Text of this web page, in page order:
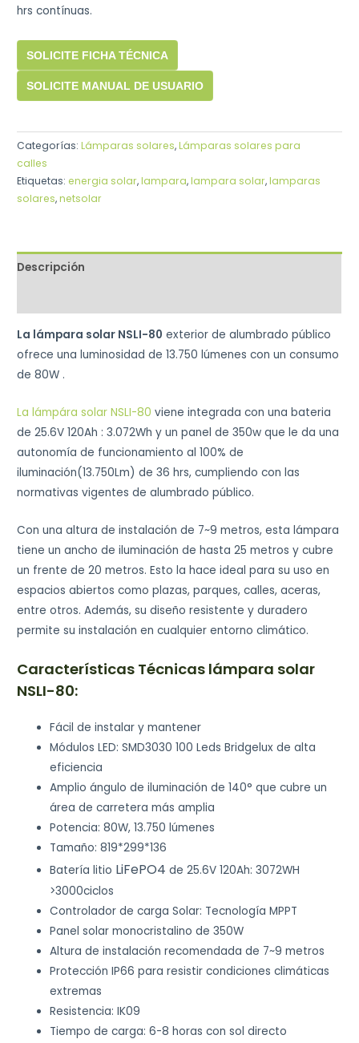
hrs contínuas.
SOLICITE FICHA TÉCNICA
SOLICITE MANUAL DE USUARIO
Categorías:Lámparas solares,Lámparas solares para
calles
Etiquetas: energia solar,lampara,lampara solar,lamparas
solares,netsolar
Descripción
La lámpara solar NSLI-80 exterior de alumbrado público
ofrece una luminosidad de 13.750 lúmenes con un consumo
de 80W .
La lámpára solar NSLI-80 viene integrada con una bateria
de 25.6V 120Ah : 3.072Wh y un panel de 350w que le da una
autonomía de funcionamiento al 100% de
iluminación(13.750Lm) de 36 hrs, cumpliendo con las
normativas vigentes de alumbrado público.
Con una altura de instalación de 7~9 metros, esta lámpara
tiene un ancho de iluminación de hasta 25 metros y cubre
un frente de 20 metros. Esto la hace ideal para su uso en
espacios abiertos como plazas, parques, calles, aceras,
entre otros. Además, su diseño resistente y duradero
permite su instalación en cualquier entorno climático.
Características Técnicas lámpara solar
NSLI-80:
Fácil de instalar y mantener
Módulos LED: SMD3030 100 Leds Bridgelux de alta
eficiencia
Amplio ángulo de iluminación de 140° que cubre un
área de carretera más amplia
Potencia: 80W, 13.750 lúmenes
Tamaño: 819*299*136
Batería litio LiFePO4de 25.6V 120Ah: 3072WH
>3000ciclos
Controlador de carga Solar: Tecnología MPPT
Panel solar monocristalino de 350W
Altura de instalación recomendada de 7~9 metros
Protección IP66 para resistir condiciones climáticas
extremas
Resistencia: IK09
Tiempo de carga: 6-8 horas con sol directo